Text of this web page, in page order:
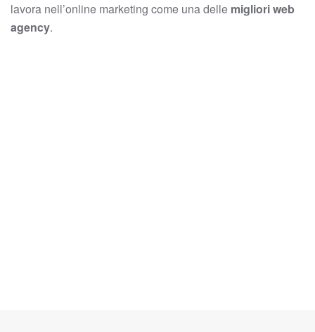
lavora nell’online marketing come una delle migliori web
agency.